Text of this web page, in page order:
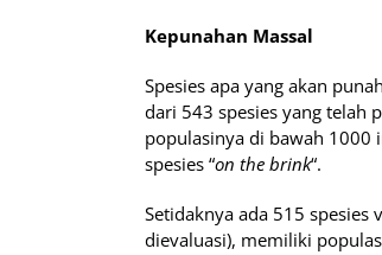
Kepunahan Massal
Spesies apa yang akan
dari 543 spesies yang telah
populasinya di bawah 1000
spesies “on the brink“.
Setidaknya ada 515 spesies
dievaluasi), memiliki